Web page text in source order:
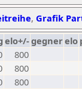
, Grafik
elo+/-gegnerelo
800
800
800